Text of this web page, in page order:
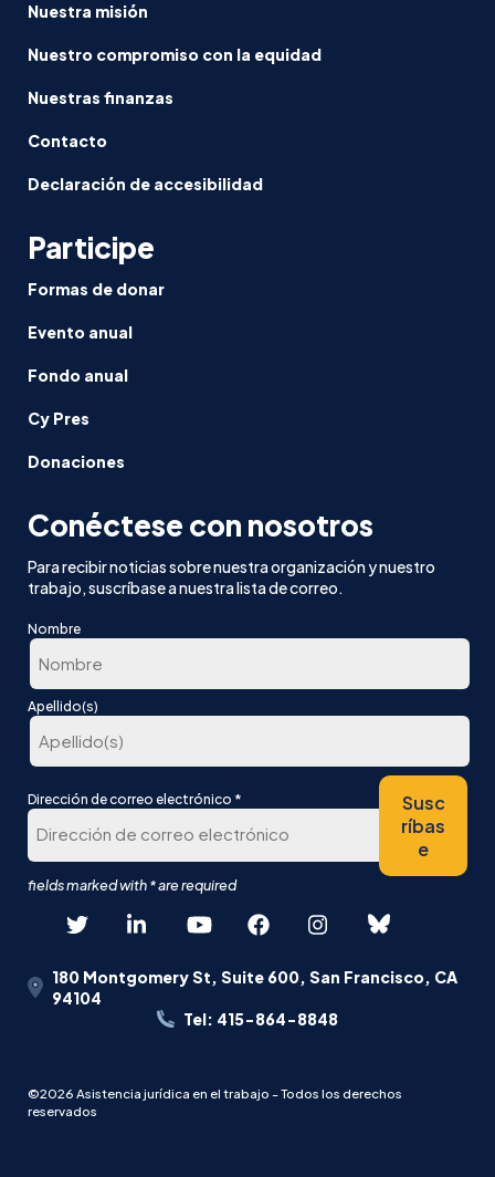
Nuestra misión
Nuestro compromiso con la equidad
Nuestras finanzas
Contacto
Declaración de accesibilidad
Participe
Formas de donar
Evento anual
Fondo anual
Cy Pres
Donaciones
Conéctese con nosotros
Para recibir noticias sobre nuestra organización y nuestro
trabajo, suscríbase a nuestra lista de correo.
Nombre
En
primer
lugar
Apellido(s)
Dirección de correo electrónico *
Susc
ríbas
e
180 Montgomery St, Suite 600, San Francisco, CA
94104
Tel: 415-864-8848
©2026 Asistencia jurídica en el trabajo - Todos los derechos
reservados